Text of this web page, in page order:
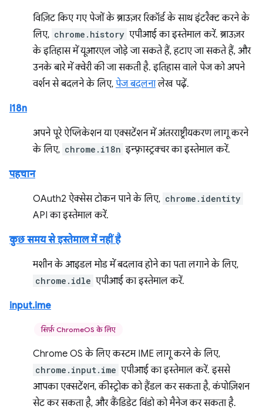
विज़िट किए गए पेजों के ब्राउज़र रिकॉर्ड के साथ इंटरैक्ट करने के
लिए, chrome.history एपीआई का इस्तेमाल करें. ब्राउज़र
के इतिहास में यूआरएल जोड़े जा सकते हैं, हटाए जा सकते हैं, और
उनके बारे में क्वेरी की जा सकती है. इतिहास वाले पेज को अपने
वर्शन से बदलने के लिए, पेज बदलनालेख पढ़ें.
i18n
अपने पूरे ऐप्लिकेशन या एक्सटेंशन में अंतरराष्ट्रीयकरण लागू करने
के लिए, chrome.i18n इन्फ़्रास्ट्रक्चर का इस्तेमाल करें.
पहचान
OAuth2 ऐक्सेस टोकन पाने के लिए, chrome.identity
API का इस्तेमाल करें.
कुछ समय से इस्तेमाल में नहीं है
मशीन के आइडल मोड में बदलाव होने का पता लगाने के लिए,
chrome.idle एपीआई का इस्तेमाल करें.
input.ime
सिर्फ़ ChromeOS के लिए
Chrome OS के लिए कस्टम IME लागू करने के लिए,
chrome.input.ime एपीआई का इस्तेमाल करें. इससे
आपका एक्सटेंशन, कीस्ट्रोक को हैंडल कर सकता है, कंपोज़िशन
सेट कर सकता है, और कैंडिडेट विंडो को मैनेज कर सकता है.